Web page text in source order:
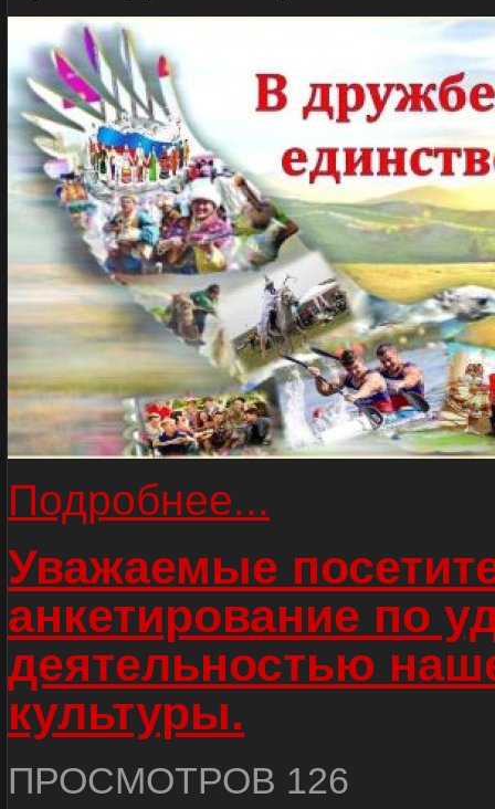
Подробнее...
Уважаемые
анкетирование по
деятельностью
культуры.
ПРОСМОТРОВ 126